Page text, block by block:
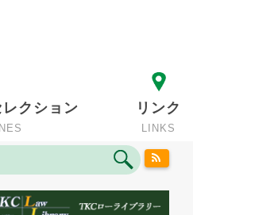
レクション リンク
LINKS